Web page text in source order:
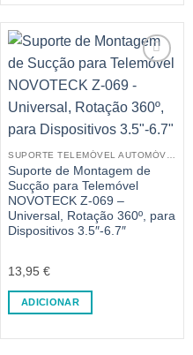
Suporte de Montagem de
Sucção para Telemóvel
NOVOTECK Z-069 –
Universal, Rotação 360º, para
Dispositivos 3.5″-6.7″
13,95 €
ADICIONAR